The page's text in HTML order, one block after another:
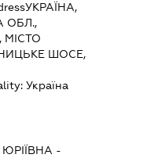
УКРАЇНА,
ОБЛ.,
МІСТО
ШОСЕ,
Україна
-